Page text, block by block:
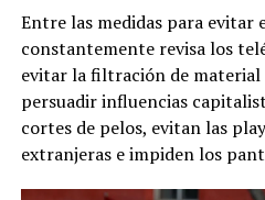
Entre las medidas para evitar
constantemente revisa los
evitar la filtración de material
persuadir influencias
cortes de pelos, evitan las
extranjeras e impiden los